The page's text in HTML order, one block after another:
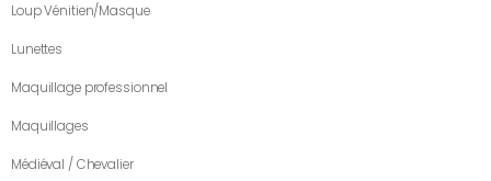
Loup Vénitien/Masque
Lunettes
Maquillage professionnel
Maquillages
Médiéval / Chevalier